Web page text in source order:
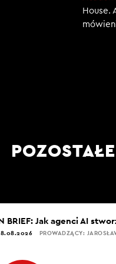
House.
BRIEF: Jak agenci AI
PROWADZĄCY: